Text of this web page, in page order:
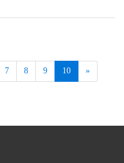
7 8 9 10 »Next